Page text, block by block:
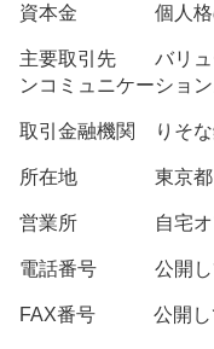
資本金 個人格の
主要取引先 バリュ
ンコミュニケーショ
取引金融機関 りそな
所在地 東京都
営業所 自宅オ
電話番号 公開し
FAX番号 公開し